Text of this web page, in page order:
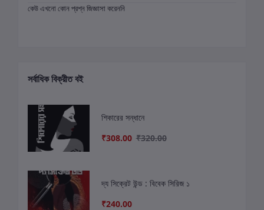
কেউ এখনো কোন প্রশ্ন জিজ্ঞাসা করেননি
সর্বাধিক বিক্রীত বই
শিকারের সন্ধানে
₹308.00 ₹320.00
দ্য সিক্রেট উন্ড : বিবেক সিরিজ ১
₹240.00